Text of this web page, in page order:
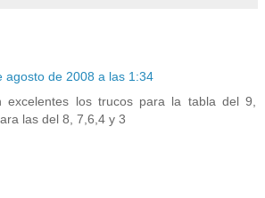
agosto de 2008 a las 1:34
excelentes los trucos para la tabla del 9,
las del 8, 7,6,4 y 3